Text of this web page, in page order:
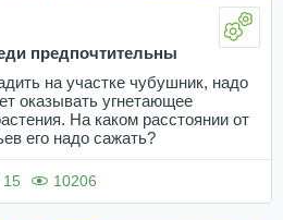
предпочтительны
на участке чубушник, надо
оказывать угнетающее
На каком расстоянии от
его надо сажать?
15 10206